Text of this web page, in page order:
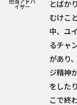
イザー
とばか
むけこ
中、ユ
るチャ
があり
ジ精神
をした
こで終